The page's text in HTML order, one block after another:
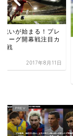
今年もアツい！サッカ
ー・プレミアリーグ
2017～2018シーズン